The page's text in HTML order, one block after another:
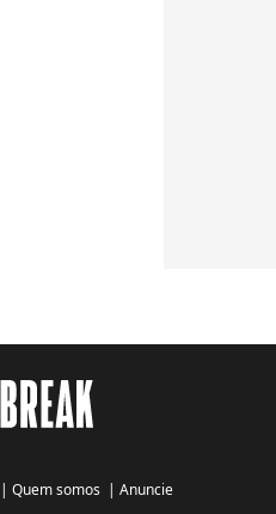
| Quem somos | Anuncie